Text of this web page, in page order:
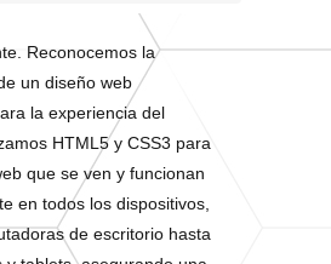
Reconocemos la
un diseño web
la experiencia del
HTML5 y CSS3 para
que se ven y funcionan
en todos los dispositivos,
de escritorio hasta